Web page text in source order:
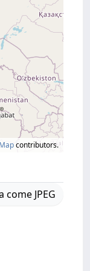
contributors.
come JPEG